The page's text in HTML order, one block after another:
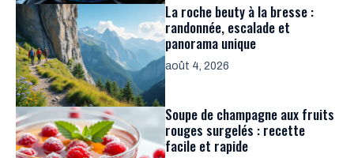
La roche beuty à la bresse :
randonnée, escalade et
panorama unique
août 4, 2026
Soupe de champagne aux fruits
rouges surgelés : recette
facile et rapide